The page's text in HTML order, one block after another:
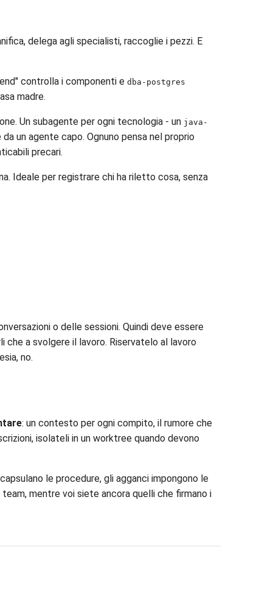
delega agli specialisti, raccoglie i pezzi. E
controlla i componenti e dba-postgres
madre.
Un subagente per ogni tecnologia - un java-
un agente capo. Ognuno pensa nel proprio
precari.
Ideale per registrare chi ha riletto cosa, senza
o delle sessioni. Quindi deve essere
che a svolgere il lavoro. Riservatelo al lavoro
no.
: un contesto per ogni compito, il rumore che
isolateli in un worktree quando devono
le procedure, gli agganci impongono le
mentre voi siete ancora quelli che firmano i